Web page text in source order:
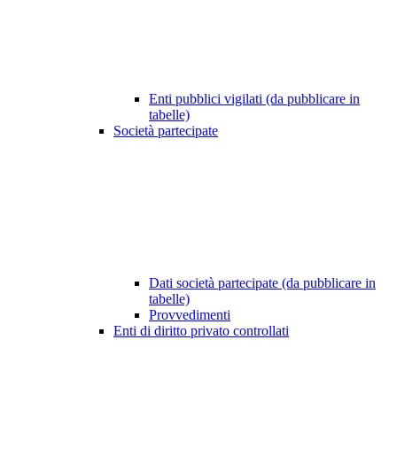
Enti pubblici vigilati (da pubblicare in
tabelle)
Società partecipate
Dati società partecipate (da pubblicare in
tabelle)
Provvedimenti
Enti di diritto privato controllati